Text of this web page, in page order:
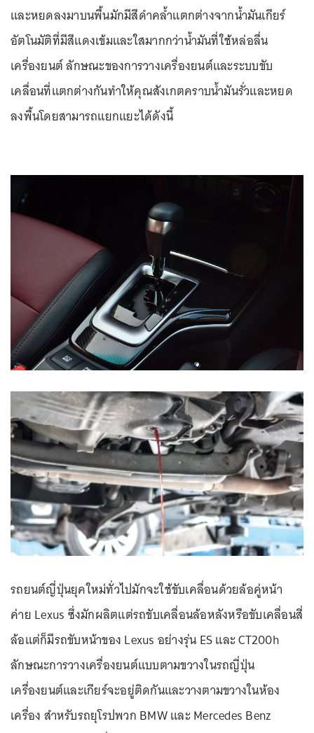
และหยดลงมาบนพื้นมักมีสีดำคล้ำแตกต่างจากน้ำมันเกียร์
อัตโนมัติที่มีสีแดงเข้มและใสมากกว่าน้ำมันที่ใช้หล่อลื่น
เครื่องยนต์ ลักษณะของการวางเครื่องยนต์และระบบขับ
เคลื่อนที่แตกต่างกันทำให้คุณสังเกตคราบน้ำมันรั่วและหยด
ลงพื้นโดยสามารถแยกแยะได้ดังนี้
รถยนต์ญี่ปุ่นยุคใหม่ทั่วไปมักจะใช้ขับเคลื่อนด้วยล้อคู่หน้า
ค่าย Lexus ซึ่งมักผลิตแต่รถขับเคลื่อนล้อหลังหรือขับเคลื่อนสี่
ล้อแต่ก็มีรถขับหน้าของ Lexus อย่างรุ่น ES และ CT200h
ลักษณะการวางเครื่องยนต์แบบตามขวางในรถญี่ปุ่น
เครื่องยนต์และเกียร์จะอยู่ติดกันและวางตามขวางในห้อง
เครื่อง สำหรับรถยุโรปพวก BMW และ Mercedes Benz